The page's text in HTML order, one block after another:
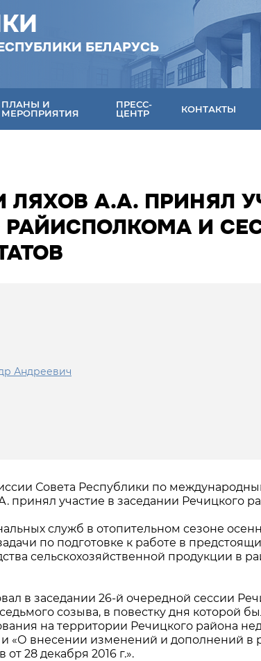
БЕЛАРУСЬ
ПЛАНЫ И
МЕРОПРИЯТИЯ
ПРЕСС-
ЦЕНТР
КОНТАКТЫ
ЛЯХОВ А.А. ПРИНЯЛ
И
Андреевич
Совета Республики по
принял участие в заседании Речицкого
служб в отопительном сезоне
по подготовке к работе в
сельскохозяйственной продукции в
в заседании 26-й очередной сессии
созыва, в повестку дня которой
на территории Речицкого района
и «О внесении изменений и дополнений в
28 декабря 2016 г.».